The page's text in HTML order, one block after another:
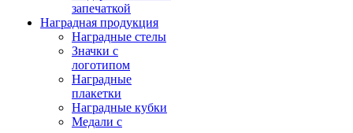
запечаткой
Наградная продукция
Наградные стелы
Значки с
логотипом
Наградные
плакетки
Наградные кубки
Медали с